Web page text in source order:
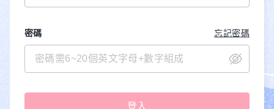
密碼 忘記密碼